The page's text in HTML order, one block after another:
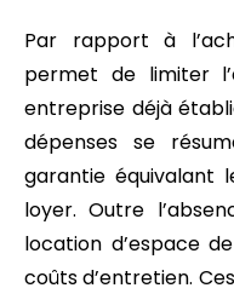
Par rapport à
permet de limiter
entreprise déjà
dépenses se
garantie équivalant
loyer. Outre
location d’espace
coûts d’entretien.